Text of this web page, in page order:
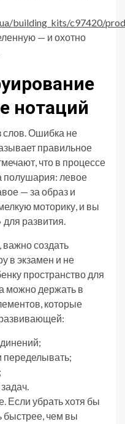
building_kits/c97420/
— и охотно
нотаций
слов. Ошибка не
правильное
что в процессе
полушария: левое
— за образ и
моторику, и вы
развития.
создать
в экзамен и не
пространство для
можно держать в
которые
переделывать;
Если убрать хотя бы
быстрее, чем вы